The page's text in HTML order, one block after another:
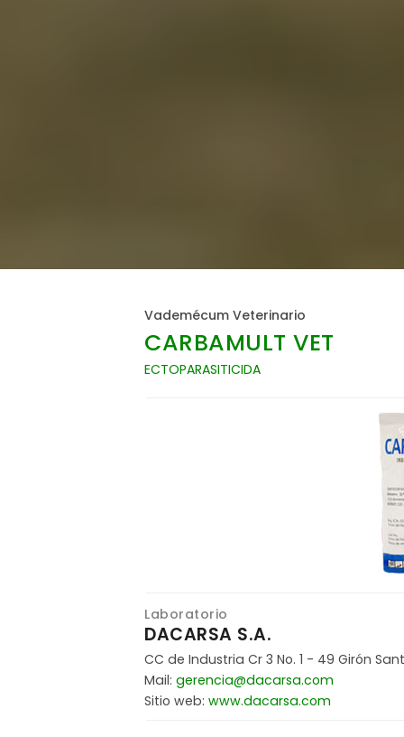
Vademécum Veterinario
CARBAMULT VET
ECTOPARASITICIDA
Laboratorio
DACARSA S.A.
CC de Industria Cr 3 No. 1 - 49 Girón
Mail: gerencia@dacarsa.com
Sitio web: www.dacarsa.com